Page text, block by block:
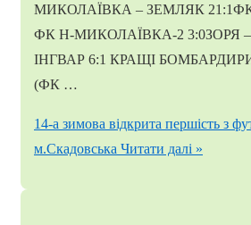
МИКОЛАЇВКА – ЗЕМЛЯК
ФК Н-МИКОЛАЇВКА-2 3:0ЗОРЯ
ІНГВАР 6:1 КРАЩІ БОМБАРДИРИ
(ФК …
14-а зимова відкрита першість з
м.Скадовська Читати далі »